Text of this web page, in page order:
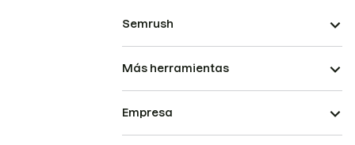
Semrush
Más herramientas
Empresa